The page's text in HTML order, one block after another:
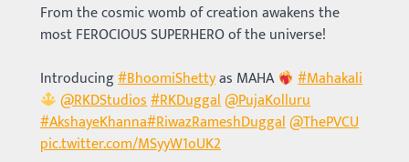
From the cosmic womb of creation awakens the
most FEROCIOUS SUPERHERO of the universe!
Introducing#BhoomiShettyas MAHA
#Mahakali
@RKDStudios#RKDuggal@PujaKolluru
#AkshayeKhanna#RiwazRameshDuggal@ThePVCU
pic.twitter.com/MSyyW1oUK2